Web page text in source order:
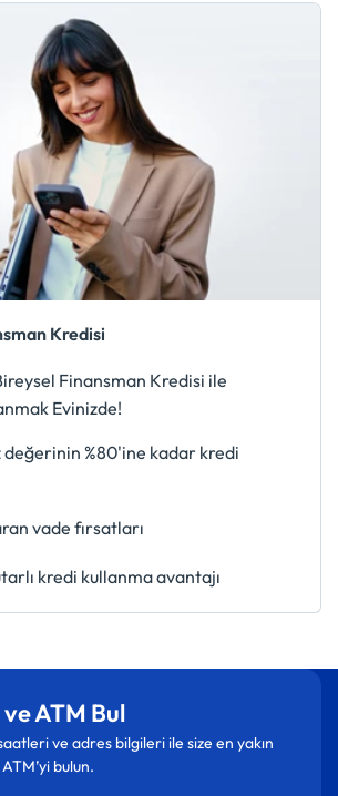
Kredisi
Finansman Kredisi ile
Evinizde!
değerinin %80'ine kadar kredi
vade fırsatları
kredi kullanma avantajı
ATM Bul
ve adres bilgileri ile size en yakın
bulun.